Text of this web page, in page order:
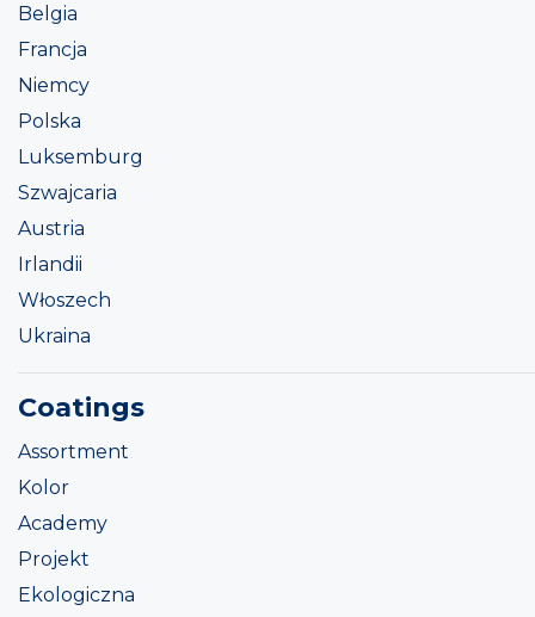
Belgia
Francja
Niemcy
Polska
Luksemburg
Szwajcaria
Austria
Irlandii
Włoszech
Ukraina
Coatings
Assortment
Kolor
Academy
Projekt
Ekologiczna